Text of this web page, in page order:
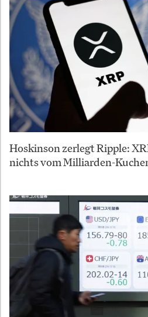
Hoskinson zerlegt Ripple:
nichts vom Milliarden-